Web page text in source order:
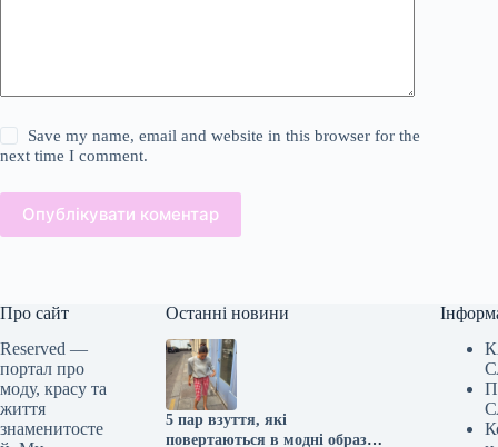
Save my name, email and website in this browser for the
next time I comment.
Опублікувати коментар
Про сайт
Reserved —
портал про
моду, красу та
життя
знаменитосте
Останні новини
5 пар взуття, які
повертаються в модні образи